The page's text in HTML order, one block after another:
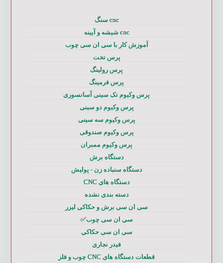
cnc سنگ
cnc شیشه و آیینه
آموزش کار با سی ان سی چوب
پرس تخت
پرس رولینگ
پرس فرمینگ
پرس وکیوم تک سینی آسانسوری
پرس وکیوم دو سینی
پرس وکیوم سه سینی
پرس وکیوم صندوقی
پرس وکیوم ممبران
دستگاه برش
دستگاه سنباده زن - پولیش
دستگاه های CNC
دسته بندی نشده
سی ان سی برش و حکاکی لیزر
سی ان سی چوب✅
سی ان سی حکاکی
فیدر نجاری
قطعات دستگاه های CNC چوب و فلز